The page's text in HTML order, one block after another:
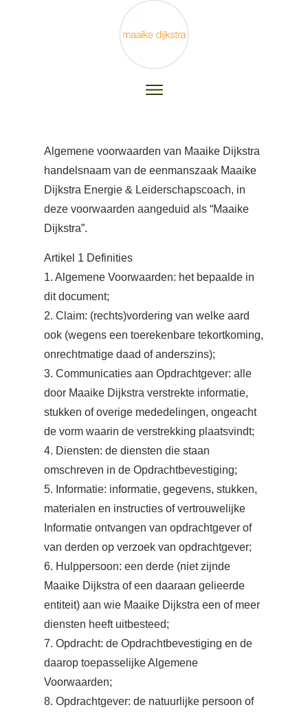
Algemene voorwaarden van Maaike Dijkstra
handelsnaam van de eenmanszaak Maaike
Dijkstra Energie & Leiderschapscoach, in
deze voorwaarden aangeduid als “Maaike
Dijkstra”.
Artikel 1 Definities
1. Algemene Voorwaarden: het bepaalde in
dit document;
2. Claim: (rechts)vordering van welke aard
ook (wegens een toerekenbare tekortkoming,
onrechtmatige daad of anderszins);
3. Communicaties aan Opdrachtgever: alle
door Maaike Dijkstra verstrekte informatie,
stukken of overige mededelingen, ongeacht
de vorm waarin de verstrekking plaatsvindt;
4. Diensten: de diensten die staan
omschreven in de Opdrachtbevestiging;
5. Informatie: informatie, gegevens, stukken,
materialen en instructies of vertrouwelijke
Informatie ontvangen van opdrachtgever of
van derden op verzoek van opdrachtgever;
6. Hulppersoon: een derde (niet zijnde
Maaike Dijkstra of een daaraan gelieerde
entiteit) aan wie Maaike Dijkstra een of meer
diensten heeft uitbesteed;
7. Opdracht: de Opdrachtbevestiging en de
daarop toepasselijke Algemene
Voorwaarden;
8. Opdrachtgever: de natuurlijke persoon of